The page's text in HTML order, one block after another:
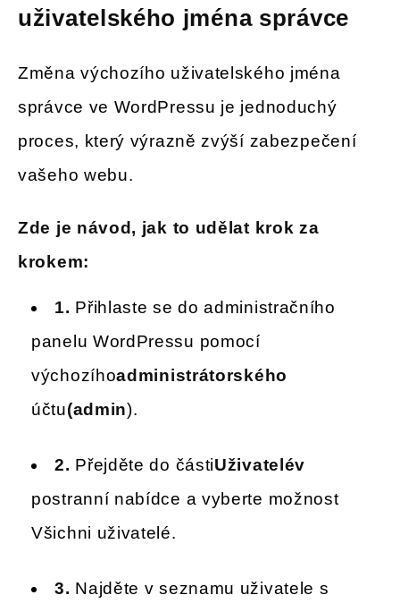
uživatelského jména správce
Změna výchozího uživatelského jména
správce ve WordPressu je jednoduchý
proces, který výrazně zvýší zabezpečení
vašeho webu.
Zde je návod, jak to udělat krok za
krokem:
1. Přihlaste se do administračního
panelu WordPressu pomocí
výchozíhoadministrátorského
účtu(admin).
2. Přejděte do částiUživatelév
postranní nabídce a vyberte možnost
Všichni uživatelé.
3. Najděte v seznamu uživatele s